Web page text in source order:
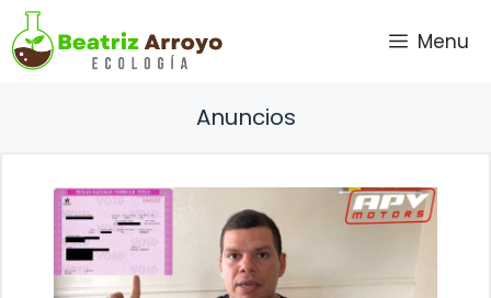
Saltar
al
contenido
Menu
Anuncios